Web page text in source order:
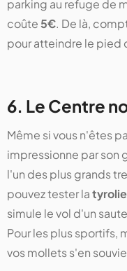
parking au refuge de
coûte5€. De là,
pour atteindre le pied
6. Le Centre
Même si vous n'êtes
impressionne par son
l'un des plus grands
pouvez tester la
simule le vol d'un
Pour les plus sportifs,
vos mollets s'en